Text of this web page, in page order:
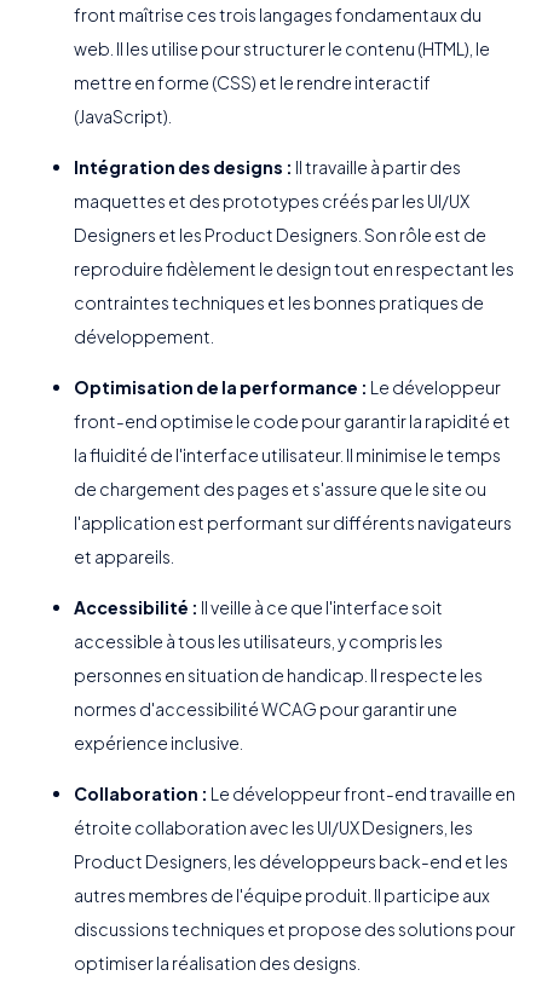
front maîtrise ces trois langages fondamentaux du
web. Il les utilise pour structurer le contenu (HTML), le
mettre en forme (CSS) et le rendre interactif
(JavaScript).
Intégration des designs : Il travaille à partir des
maquettes et des prototypes créés par les UI/UX
Designers et les Product Designers. Son rôle est de
reproduire fidèlement le design tout en respectant les
contraintes techniques et les bonnes pratiques de
développement.
Optimisation de la performance : Le développeur
front-end optimise le code pour garantir la rapidité et
la fluidité de l'interface utilisateur. Il minimise le temps
de chargement des pages et s'assure que le site ou
l'application est performant sur différents navigateurs
et appareils.
Accessibilité : Il veille à ce que l'interface soit
accessible à tous les utilisateurs, y compris les
personnes en situation de handicap. Il respecte les
normes d'accessibilité WCAG pour garantir une
expérience inclusive.
Collaboration : Le développeur front-end travaille en
étroite collaboration avec les UI/UX Designers, les
Product Designers, les développeurs back-end et les
autres membres de l'équipe produit. Il participe aux
discussions techniques et propose des solutions pour
optimiser la réalisation des designs.